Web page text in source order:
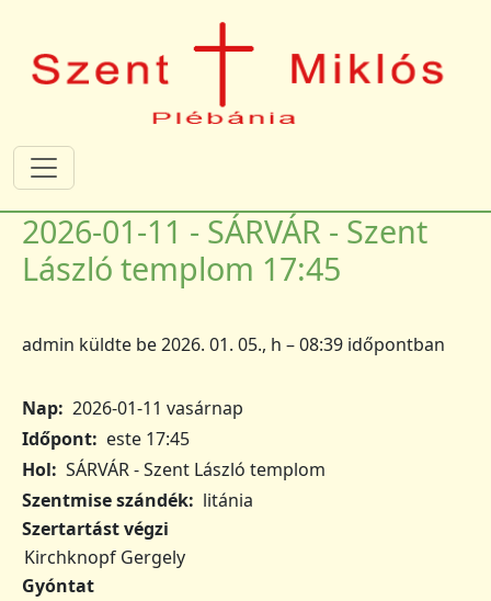
2026-01-11 - SÁRVÁR - Szent
László templom 17:45
admin küldte be2026. 01. 05., h – 08:39 időpontban
Nap 2026-01-11 vasárnap
Időpont
este 17:45
Hol
SÁRVÁR - Szent László templom
Szentmise szándék
litánia
Szertartást végzi
Kirchknopf Gergely
Gyóntat